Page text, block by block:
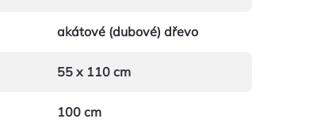
akátové (dubové) dřevo
55 x 110 cm
100 cm